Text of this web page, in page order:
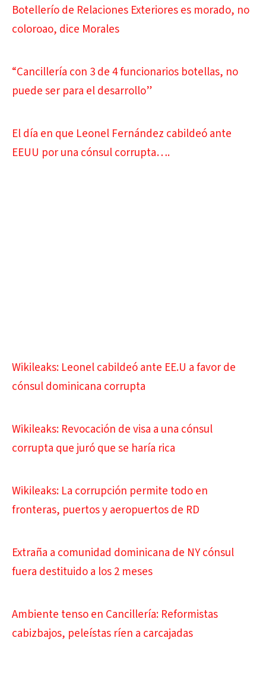
Botellerío de Relaciones Exteriores es morado, no
coloroao, dice Morales
“Cancillería con 3 de 4 funcionarios botellas, no
puede ser para el desarrollo”
El día en que Leonel Fernández cabildeó ante
EEUU por una cónsul corrupta….
Wikileaks: Leonel cabildeó ante EE.U a favor de
cónsul dominicana corrupta
Wikileaks: Revocación de visa a una cónsul
corrupta que juró que se haría rica
Wikileaks: La corrupción permite todo en
fronteras, puertos y aeropuertos de RD
Extraña a comunidad dominicana de NY cónsul
fuera destituido a los 2 meses
Ambiente tenso en Cancillería: Reformistas
cabizbajos, peleístas ríen a carcajadas